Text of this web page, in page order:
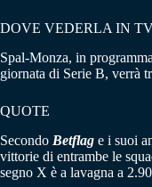
DOVE VEDERLA IN
Spal-Monza, in
giornata di Serie B, verrà
QUOTE
Secondo Betflag e i suoi
vittorie di entrambe le
segno X è a lavagna a